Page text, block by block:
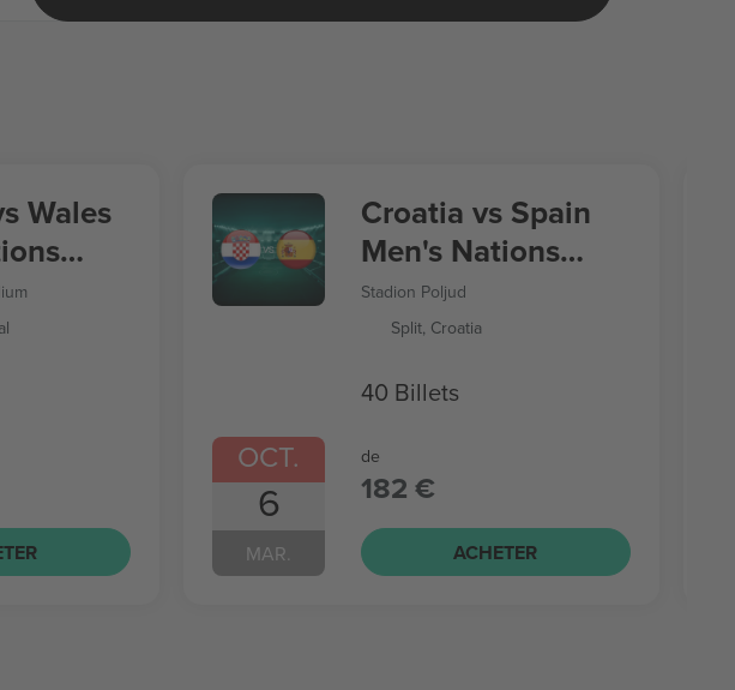
Wales
OCT.
6
MAR.
Croatia vs Spain
Men's Nations
League
Stadion Poljud
Split, Croatia
40 Billets
de
182 €
ACHETER